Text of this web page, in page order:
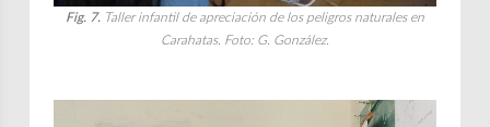
Fig. 7. Taller infantil de apreciación de los peligros naturales en
Carahatas. Foto: G. González.